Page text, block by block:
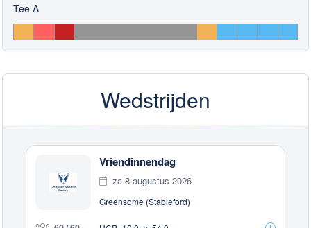
Tee A
Wedstrijden
Vriendinnendag
za 8 augustus 2026
Greensome (Stableford)